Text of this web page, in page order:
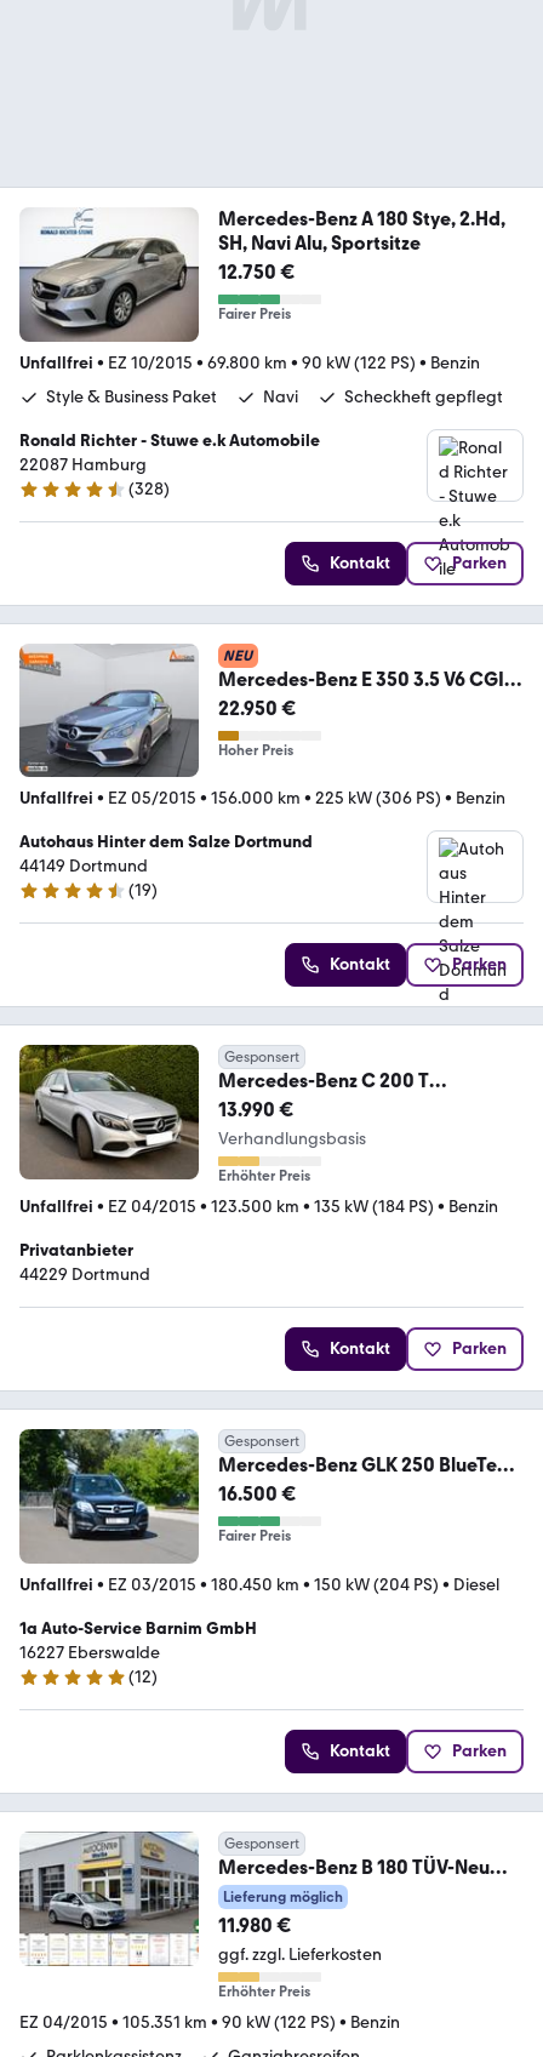
Mercedes-Benz A 180 Stye, 2.Hd,
SH, Navi Alu, Sportsitze
12.750 €
Fairer Preis
Unfallfrei • EZ 10/2015 • 69.800 km • 90 kW (122 PS) • Benzin
Style & Business Paket
Navi Scheckheft gepflegt
Ronald Richter - Stuwe e.k Automobile
22087 Hamburg
4.6 Sterne
(328)
Kontakt Parken
NEU
Mercedes-Benz E 350 3.5 V6 CGI
KAT
22.950 €
Hoher Preis
Unfallfrei • EZ 05/2015 • 156.000 km • 225 kW (306 PS) • Benzin
Autohaus Hinter dem Salze Dortmund
44149 Dortmund
4.4 Sterne
(19)
Kontakt Parken
Gesponsert
Mercedes-Benz C 200 T
AVANTGARDE/ TOP GEPFLEGT/ 8-
FACH BEREIFT
13.990 €
Verhandlungsbasis
Erhöhter Preis
Unfallfrei • EZ 04/2015 • 123.500 km • 135 kW (184 PS) • Benzin
Privatanbieter
44229 Dortmund
Kontakt Parken
Gesponsert
Mercedes-Benz GLK 250 BlueTec
4Matic Panorama Dach
16.500 €
Fairer Preis
Unfallfrei • EZ 03/2015 • 180.450 km • 150 kW (204 PS) • Diesel
1a Auto-Service Barnim GmbH
16227 Eberswalde
5 Sterne
(12)
Kontakt Parken
Gesponsert
Mercedes-Benz B 180 TÜV-Neu
Navi Szhg Tempo GARANTIE
Lieferung möglich
11.980 €
ggf. zzgl. Lieferkosten
Erhöhter Preis
EZ 04/2015 • 105.351 km • 90 kW (122 PS) • Benzin